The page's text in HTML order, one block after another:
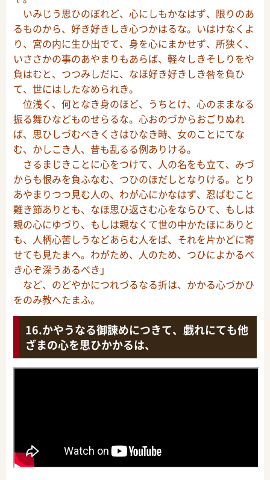
いみじう思ひのぼれど、心にしもかなはず、限りのあ
るものから、好き好きしき心つかはるな。いはけなくよ
り、宮の内に生ひ出でて、身を心にまかせず、所狭く、
いささかの事のあやまりもあらば、軽々しきそしりをや
負はむと、つつみしだに、なほ好き好きしき咎を負ひ
て、世にはしたなめられき。
位浅く、何となき身のほど、うちとけ、心のままなる
振る舞ひなどものせらるな。心おのづからおごりぬれ
ば、思ひしづむべきくさはひなき時、女のことにてな
む、かしこき人、昔も乱るる例ありける。
さるまじきことに心をつけて、人の名をも立て、みづ
からも恨みを負ふなむ、つひのほだしとなりける。とり
あやまりつつ見む人の、わが心にかなはず、忍ばむこと
難き節ありとも、なほ思ひ返さむ心をならひて、もしは
親の心にゆづり、もしは親なくて世の中かたほにありと
も、人柄心苦しうなどあらむ人をば、それを片かどに寄
せても見たまへ。わがため、人のため、つひによかるべ
き心ぞ深うあるべき」
など、のどやかにつれづるなる折は、かかる心づかひ
をのみ教へたまふ。
かやうなる御諌めにつきて、戯れにても他
ざまの心を思ひかかるは、